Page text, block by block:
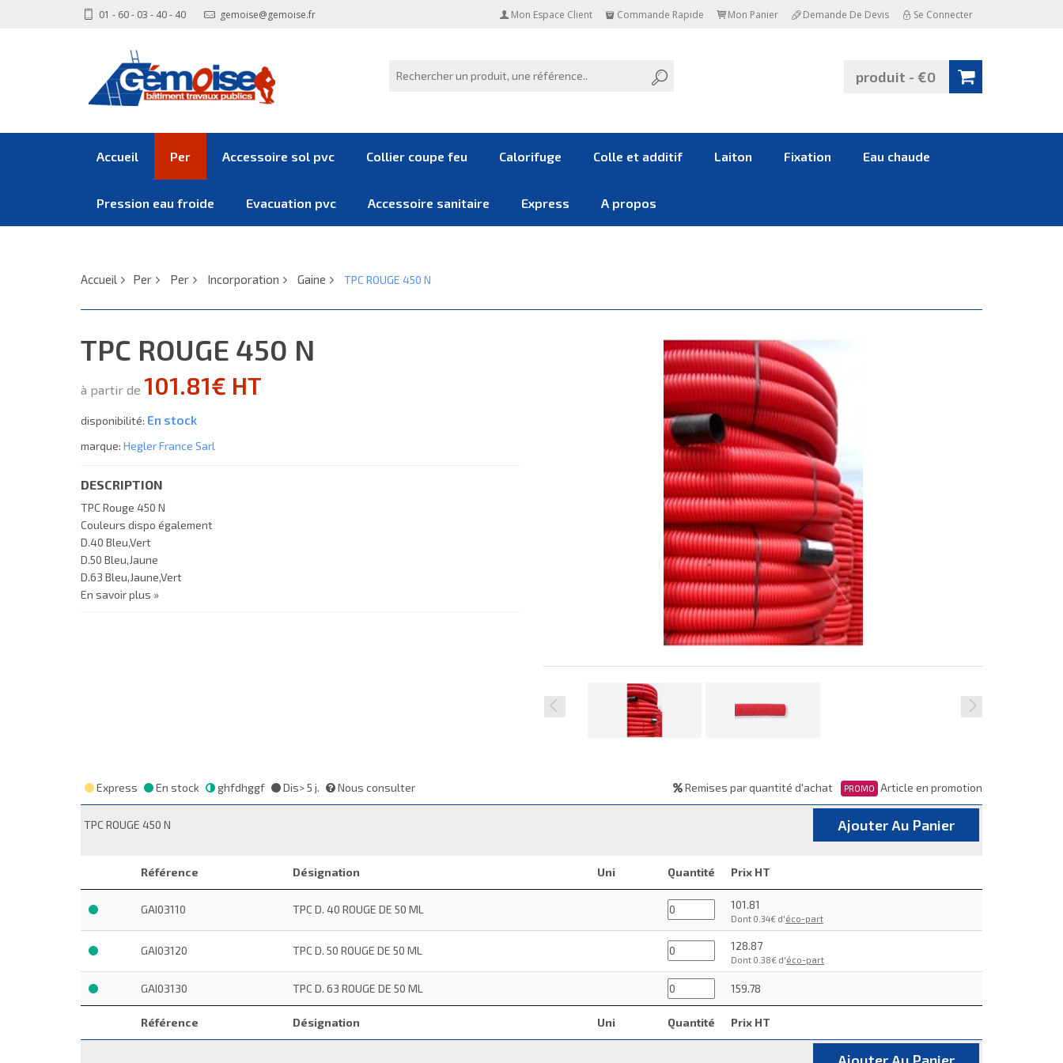
01 - 60 - 03 - 40 - 40 gemoise@gemoise.fr Mon Espace Client Commande Rapide Mon Panier Demande De Devis Se Connecter
produit - €0
Accueil Per Accessoire sol pvc Collier coupe feu Calorifuge Colle et additif Laiton Fixation Eau chaude
Pression eau froide Evacuation pvc Accessoire sanitaire Express A propos
Accueil Per Per Incorporation Gaine TPC ROUGE 450 N
TPC ROUGE 450 N
à partir de 101.81€ HT
disponibilité: En stock
marque: Hegler France Sarl
DESCRIPTION
TPC Rouge 450 N
Couleurs dispo également
D.40 Bleu,Vert
D.50 Bleu,Jaune
D.63 Bleu,Jaune,Vert
En savoir plus »
Express En stock ghfdhggf Dis> 5 j. Nous consulter Remises par quantité d'achat PROMO Article en promotion
TPC ROUGE 450 N Ajouter Au Panier
Référence Désignation Uni Quantité Prix HT
Référence Désignation Uni Quantité Prix HT
GAI03110 TPC D. 40 ROUGE DE 50 ML 101.81
Dont 0.34€ d'éco-part
GAI03120 TPC D. 50 ROUGE DE 50 ML 128.87
Dont 0.38€ d'éco-part
GAI03130 TPC D. 63 ROUGE DE 50 ML 159.78
Ajouter Au Panier